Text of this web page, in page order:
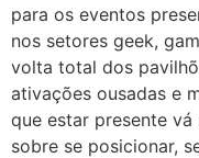
para os eventos
nos setores geek,
volta total dos
ativações ousadas e
que estar presente
sobre se posicionar,